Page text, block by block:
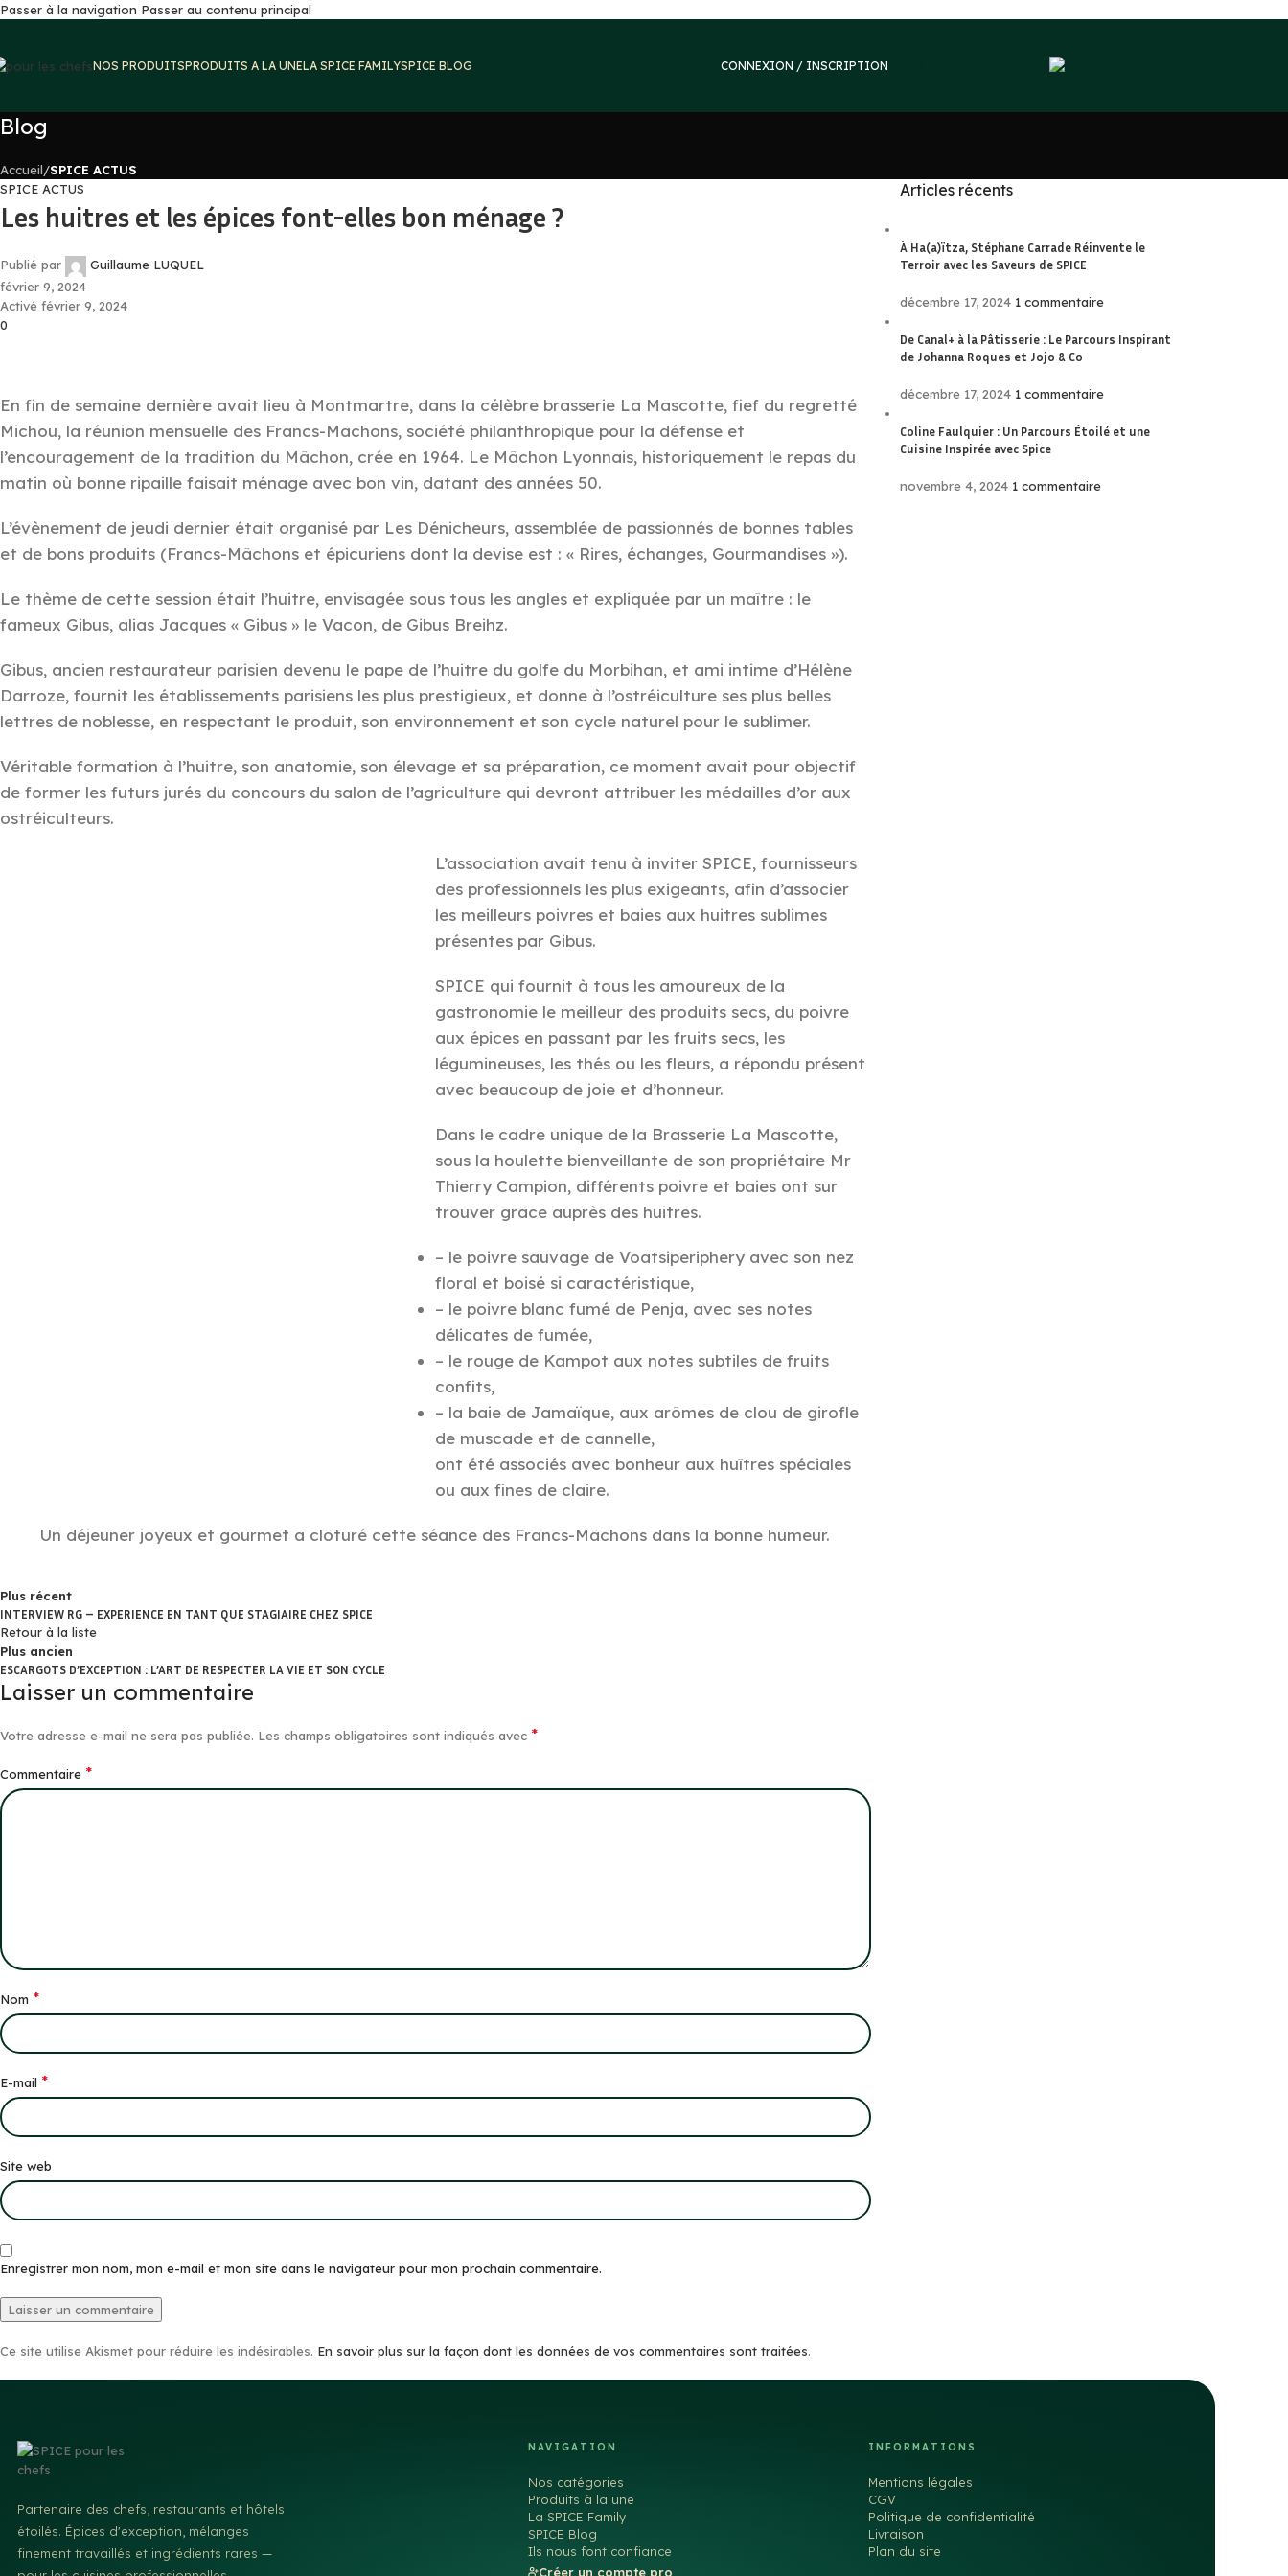
Passer à la navigation Passer au contenu principal
NOS PRODUITSPRODUITS A LA UNELA SPICE FAMILYSPICE BLOG CONNEXION / INSCRIPTION
Blog
Accueil/SPICE ACTUS
SPICE ACTUS
Les huitres et les épices font-elles bon ménage ?
Publié par
Guillaume LUQUEL
février 9, 2024
Activé février 9, 2024
0
En fin de semaine dernière avait lieu à Montmartre, dans la célèbre brasserie La Mascotte, fief du regretté
Michou, la réunion mensuelle des Francs-Mâchons, société philanthropique pour la défense et
l’encouragement de la tradition du Mâchon, crée en 1964. Le Mâchon Lyonnais, historiquement le repas du
matin où bonne ripaille faisait ménage avec bon vin, datant des années 50.
L’évènement de jeudi dernier était organisé par Les Dénicheurs, assemblée de passionnés de bonnes tables
et de bons produits (Francs-Mâchons et épicuriens dont la devise est : « Rires, échanges, Gourmandises »).
Le thème de cette session était l’huitre, envisagée sous tous les angles et expliquée par un maître : le
fameux Gibus, alias Jacques « Gibus » le Vacon, de Gibus Breihz.
Gibus, ancien restaurateur parisien devenu le pape de l’huitre du golfe du Morbihan, et ami intime d’Hélène
Darroze, fournit les établissements parisiens les plus prestigieux, et donne à l’ostréiculture ses plus belles
lettres de noblesse, en respectant le produit, son environnement et son cycle naturel pour le sublimer.
Véritable formation à l’huitre, son anatomie, son élevage et sa préparation, ce moment avait pour objectif
de former les futurs jurés du concours du salon de l’agriculture qui devront attribuer les médailles d’or aux
ostréiculteurs.
L’association avait tenu à inviter SPICE, fournisseurs
des professionnels les plus exigeants, afin d’associer
les meilleurs poivres et baies aux huitres sublimes
présentes par Gibus.
SPICE qui fournit à tous les amoureux de la
gastronomie le meilleur des produits secs, du poivre
aux épices en passant par les fruits secs, les
légumineuses, les thés ou les fleurs, a répondu présent
avec beaucoup de joie et d’honneur.
Dans le cadre unique de la Brasserie La Mascotte,
sous la houlette bienveillante de son propriétaire Mr
Thierry Campion, différents poivre et baies ont sur
trouver grâce auprès des huitres.
– le poivre sauvage de Voatsiperiphery avec son nez
floral et boisé si caractéristique,
– le poivre blanc fumé de Penja, avec ses notes
délicates de fumée,
– le rouge de Kampot aux notes subtiles de fruits
confits,
– la baie de Jamaïque, aux arômes de clou de girofle
de muscade et de cannelle,
ont été associés avec bonheur aux huîtres spéciales
ou aux fines de claire.
Un déjeuner joyeux et gourmet a clôturé cette séance des Francs-Mâchons dans la bonne humeur.
Plus récent
INTERVIEW RG – EXPERIENCE EN TANT QUE STAGIAIRE CHEZ SPICE
Retour à la liste
Plus ancien
ESCARGOTS D’EXCEPTION : L’ART DE RESPECTER LA VIE ET SON CYCLE
Laisser un commentaire
Votre adresse e-mail ne sera pas publiée. Les champs obligatoires sont indiqués avec *
Commentaire *
Nom *
E-mail *
Site web
Enregistrer mon nom, mon e-mail et mon site dans le navigateur pour mon prochain commentaire.
Ce site utilise Akismet pour réduire les indésirables. En savoir plus sur la façon dont les données de vos commentaires sont traitées.
Articles récents
À Ha(a)ïtza, Stéphane Carrade Réinvente le
Terroir avec les Saveurs de SPICE
décembre 17, 2024 1 commentaire
De Canal+ à la Pâtisserie : Le Parcours Inspirant
de Johanna Roques et Jojo & Co
décembre 17, 2024 1 commentaire
Coline Faulquier : Un Parcours Étoilé et une
Cuisine Inspirée avec Spice
novembre 4, 2024 1 commentaire
Partenaire des chefs, restaurants et hôtels
étoilés. Épices d'exception, mélanges
finement travaillés et ingrédients rares —
NAVIGATION
Nos catégories
Produits à la une
La SPICE Family
SPICE Blog
Ils nous font confiance
Créer un compte pro
INFORMATIONS
Mentions légales
CGV
Politique de confidentialité
Livraison
Plan du site